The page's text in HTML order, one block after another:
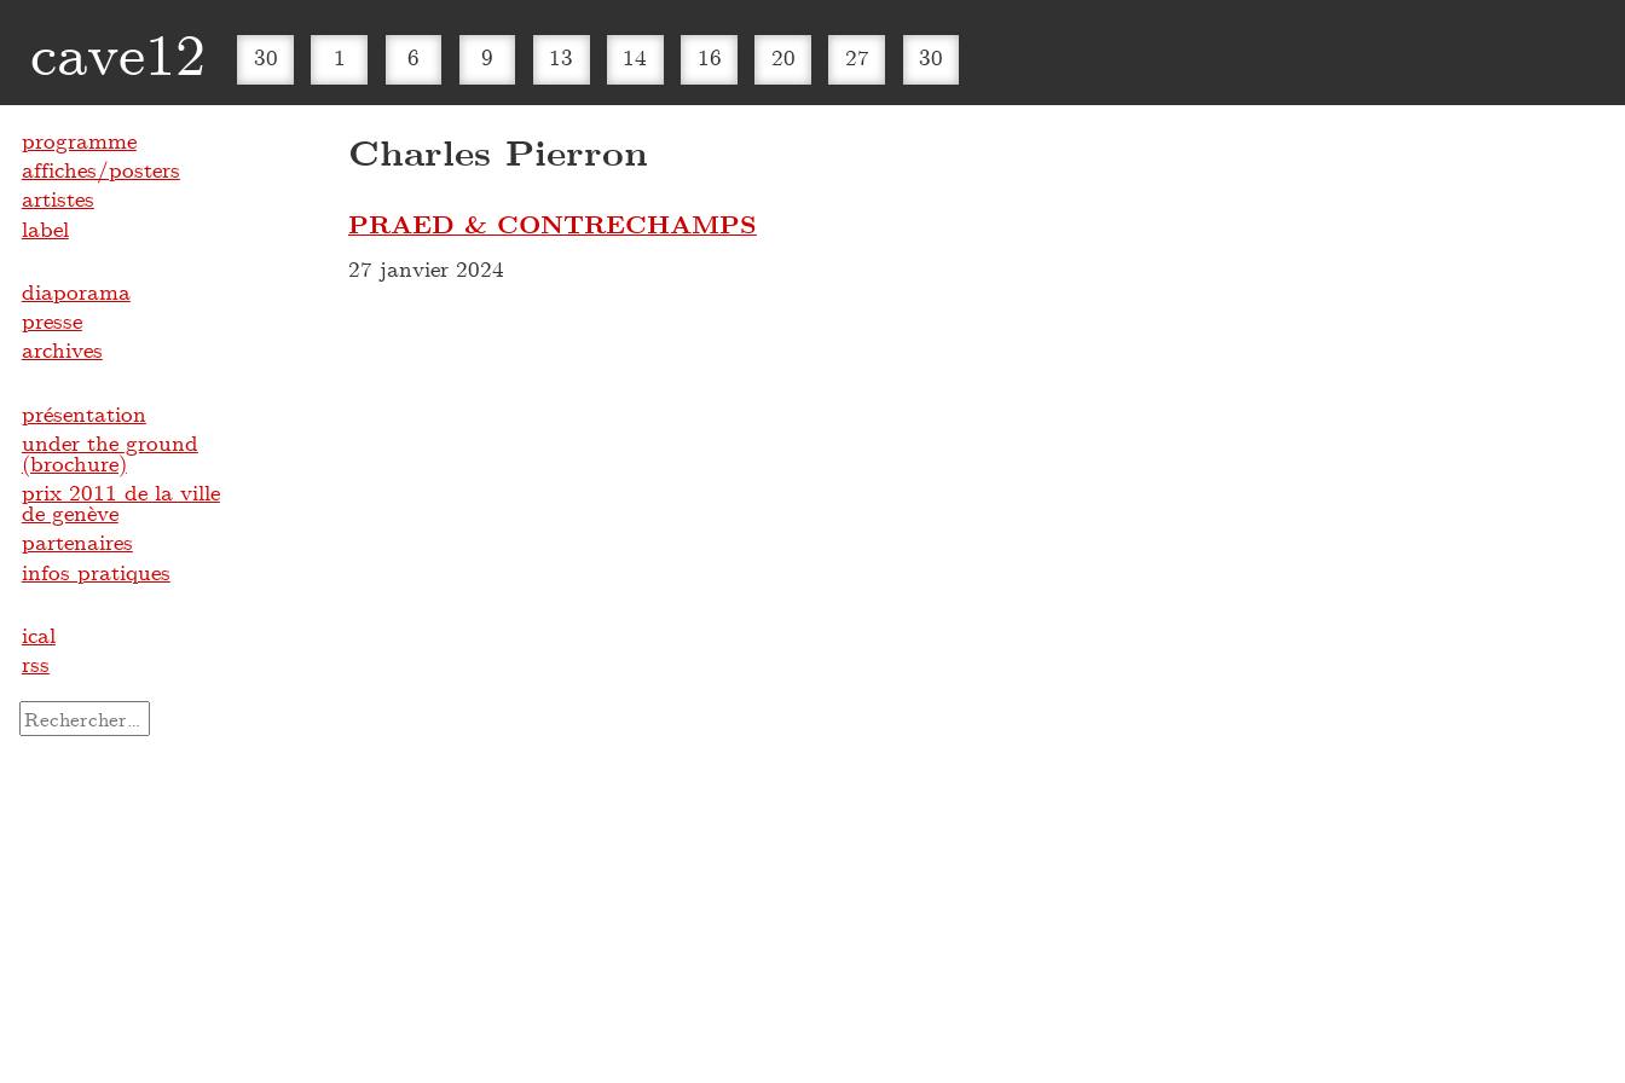
cave12 30 1 6 9 13 14 16 20 27 30
Charles Pierron
PRAED & CONTRECHAMPS
27 janvier 2024
programme
affiches/posters
artistes
label
diaporama
presse
archives
présentation
under the ground
(brochure)
prix 2011 de la ville
de genève
partenaires
infos pratiques
ical
rss
Rechercher :